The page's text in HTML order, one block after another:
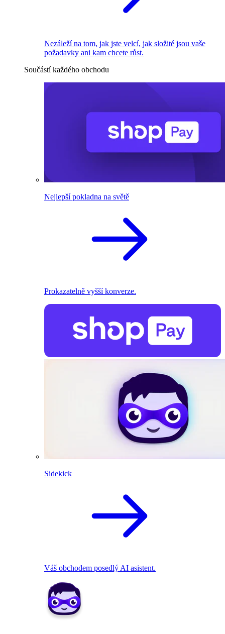
Nezáleží na tom, jak jste velcí, jak složité jsou vaše
požadavky ani kam chcete růst.
Součástí každého obchodu
Nejlepší pokladna na světě
Prokazatelně vyšší konverze.
Sidekick
Váš obchodem posedlý AI asistent.